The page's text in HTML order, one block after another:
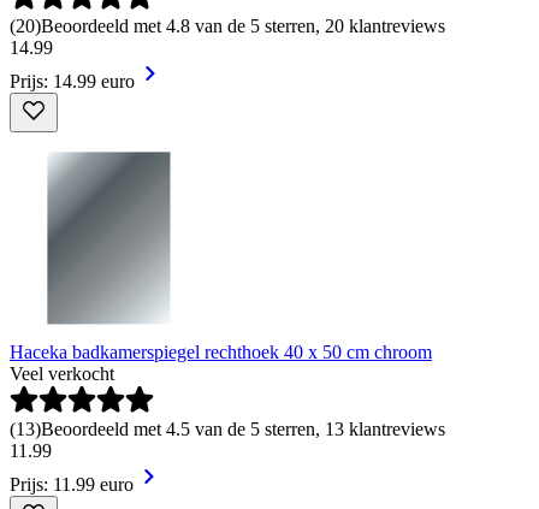
(20)Beoordeeld met 4.8 van de 5 sterren, 20 klantreviews
14.99
Prijs: 14.99 euro
Haceka badkamerspiegel rechthoek 40 x 50 cm chroom
Veel verkocht
(13)Beoordeeld met 4.5 van de 5 sterren, 13 klantreviews
11 .99
Prijs: 11.99 euro